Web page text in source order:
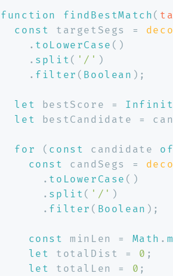
function findBestMatch (
const
targetSegs =
    .
toLowerCase ()
    .
split ( '/' )
    .
filter ( Boolean );
let bestScore =
let
bestCandidate =
for ( const candidate of
const
candSegs =
      .
toLowerCase ()
      .
split ( '/' )
      .
filter ( Boolean );
const minLen = Math .
let
totalDist = 0 ;
let
totalLen = 0 ;